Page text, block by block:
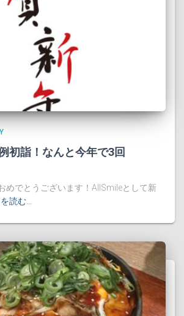
詣！なんと今年で3回
めでとうございます！AllSmileとして新
読む…